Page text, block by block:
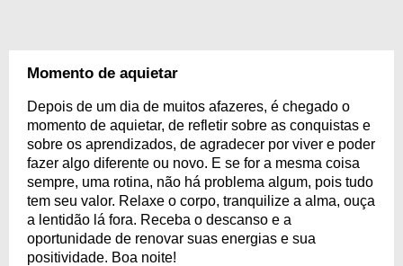
Momento de aquietar
Depois de um dia de muitos afazeres, é chegado o
momento de aquietar, de refletir sobre as conquistas e
sobre os aprendizados, de agradecer por viver e poder
fazer algo diferente ou novo. E se for a mesma coisa
sempre, uma rotina, não há problema algum, pois tudo
tem seu valor. Relaxe o corpo, tranquilize a alma, ouça
a lentidão lá fora. Receba o descanso e a
oportunidade de renovar suas energias e sua
positividade. Boa noite!